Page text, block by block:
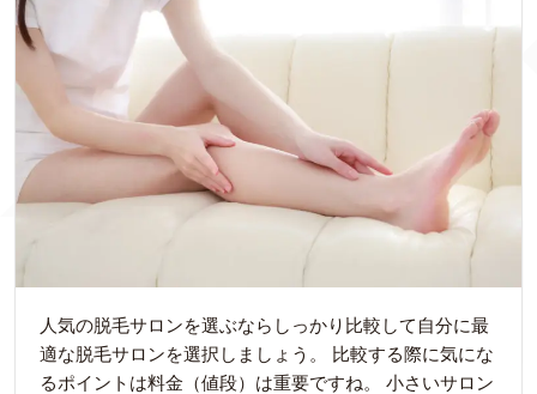
人気の脱毛サロンを選ぶならしっかり比較して自分に最
適な脱毛サロンを選択しましょう。 比較する際に気にな
るポイントは料金（値段）は重要ですね。 小さいサロン